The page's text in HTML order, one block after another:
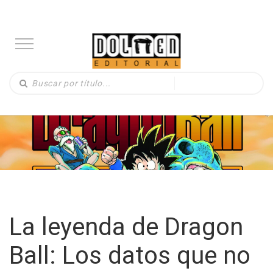
La leyenda de Dragon
Ball: Los datos que no